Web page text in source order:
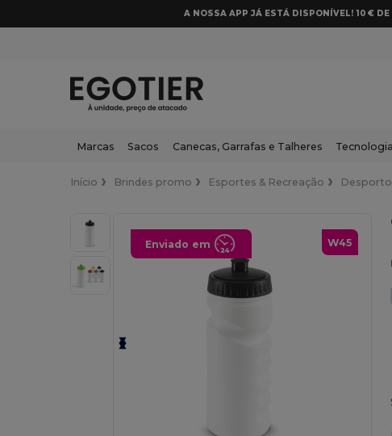
A NOSSA APP JÁ ESTÁ DISPONÍVEL! 10 €
Marcas Sacos Canecas, Garrafas e Talheres
Início Brindes promo Esportes & Recreação Desporto
W45
Enviado em